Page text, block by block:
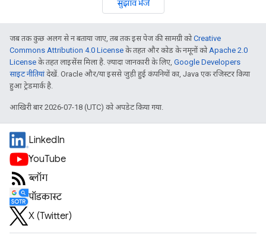
सुझाव भेजें
जब तक कुछ अलग से न बताया जाए, तब तक इस पेज की सामग्री कोCreative
Commons Attribution 4.0 License के तहत और कोड के नमूनों कोApache 2.0
License के तहत लाइसेंस मिला है. ज़्यादा जानकारी के लिए, Google Developers
साइट नीतियांदेखें. Oracle और/या इससे जुड़ी हुई कंपनियों का, Java एक रजिस्टर किया
हुआ ट्रेडमार्क है.
आखिरी बार 2026-07-18 (UTC) को अपडेट किया गया.
LinkedIn
YouTube
ब्लॉग
पॉडकास्ट
X (Twitter)